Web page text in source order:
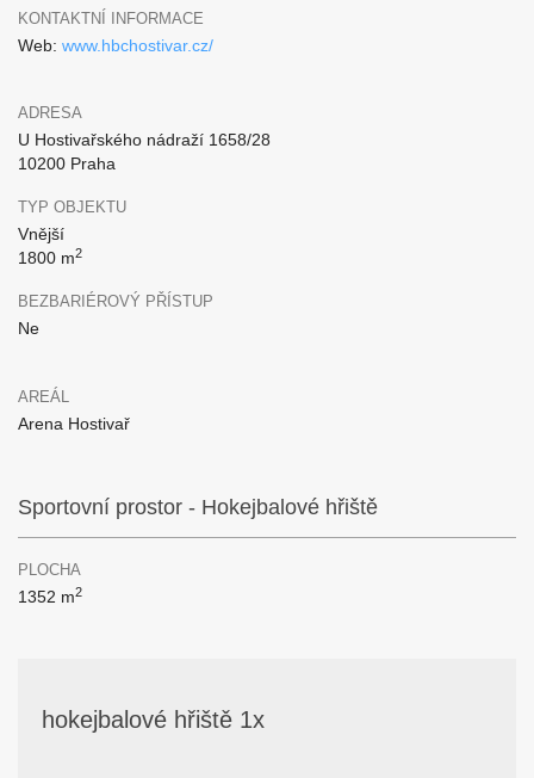
KONTAKTNÍ INFORMACE
Web: www.hbchostivar.cz/
ADRESA
U Hostivařského nádraží 1658/28
10200 Praha
TYP OBJEKTU
Vnější
1800 m2
BEZBARIÉROVÝ PŘÍSTUP
Ne
AREÁL
Arena Hostivař
Sportovní prostor - Hokejbalové hřiště
PLOCHA
1352 m2
hokejbalové hřiště 1x